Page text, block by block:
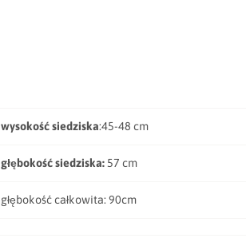
wysokość siedziska:45-48 cm
głębokość siedziska: 57 cm
głębokość całkowita: 90cm